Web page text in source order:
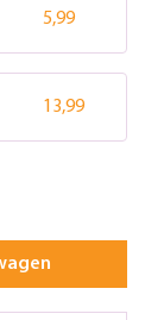
5,99
13,99